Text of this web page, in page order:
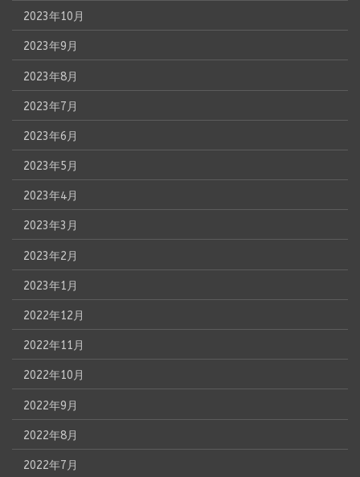
2023年10月
2023年9月
2023年8月
2023年7月
2023年6月
2023年5月
2023年4月
2023年3月
2023年2月
2023年1月
2022年12月
2022年11月
2022年10月
2022年9月
2022年8月
2022年7月